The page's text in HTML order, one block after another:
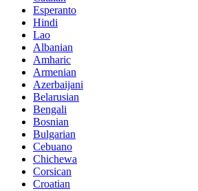
Esperanto
Hindi
Lao
Albanian
Amharic
Armenian
Azerbaijani
Belarusian
Bengali
Bosnian
Bulgarian
Cebuano
Chichewa
Corsican
Croatian